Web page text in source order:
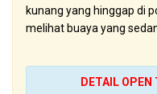
kunang yang hinggap di
melihat buaya yang
DETAIL